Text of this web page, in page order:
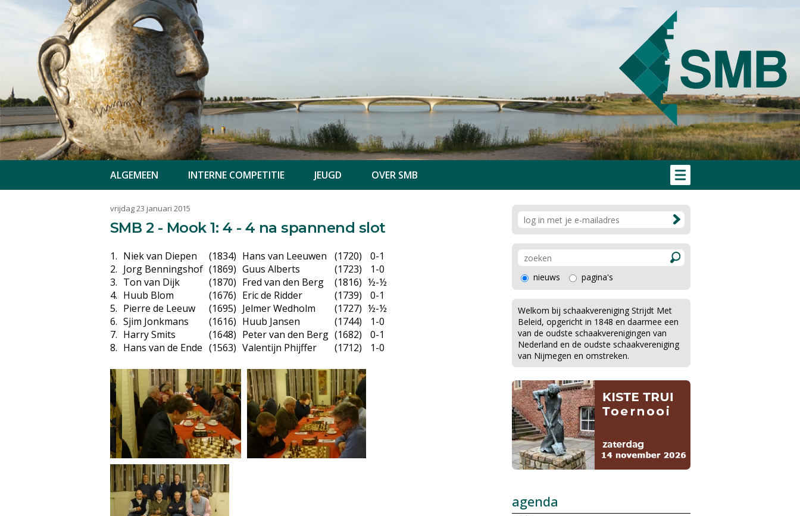
vrijdag 23 januari 2015
SMB 2 - Mook 1: 4 - 4 na spannend slot
1. Niek van Diepen (1834) Hans van Leeuwen (1720)
0-1
2. Jorg Benningshof (1869) Guus Alberts (1723)
1-0
3. Ton van Dijk (1870) Fred van den Berg (1816) ½-½
4. Huub Blom (1676) Eric de Ridder (1739)
0-1
5. Pierre de Leeuw (1695) Jelmer Wedholm (1727) ½-½
6. Sjim Jonkmans (1616) Huub Jansen (1744)
1-0
7. Harry Smits (1648) Peter van den Berg (1682)
0-1
8. Hans van de Ende (1563) Valentijn Phijffer (1712) 1-0
nieuws pagina's
Welkom bij schaakvereniging Strijdt Met
Beleid, opgericht in 1848 en daarmee een
van de oudste schaakverenigingen van
Nederland en de oudste schaakvereniging
van Nijmegen en omstreken.
agenda
ALGEMEEN INTERNE COMPETITIE JEUGD OVER SMB